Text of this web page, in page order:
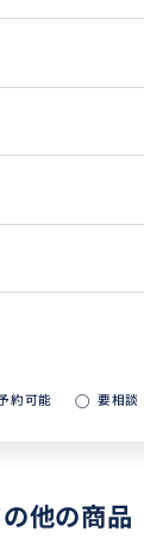
約可能 要相談
他の商品